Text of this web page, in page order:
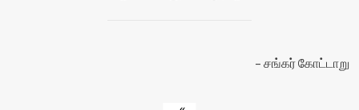
சங்கர் கோட்டாறு